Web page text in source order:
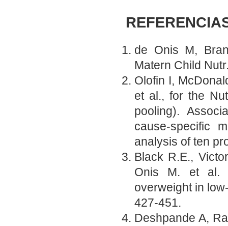
de Onis M,
Matern Child
Olofin I,
et al., for the
pooling).
cause-specific
analysis of ten
Black R.E.,
Onis M. et al.
overweight in
427-451.
Deshpande A,